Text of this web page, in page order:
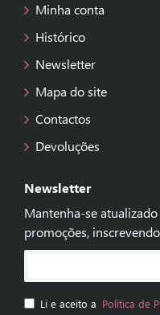
Minha conta
Histórico
Newsletter
Mapa do site
Contactos
Devoluções
Newsletter
Mantenha-se
promoções,
Li e aceito a Política de